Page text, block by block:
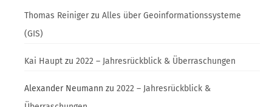
Thomas Reinigerzu Alles über Geoinformationssysteme
(GIS)
Kai Haupt zu 2022 – Jahresrückblick & Überraschungen
Alexander Neumann zu 2022 – Jahresrückblick &